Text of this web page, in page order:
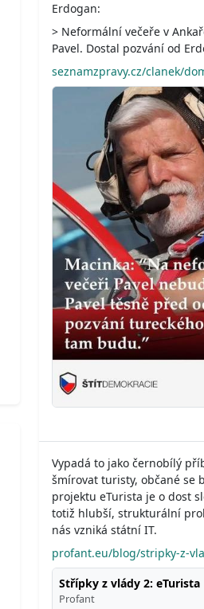
Erdogan:
> Neformální večeře v
Pavel. Dostal pozvání od
seznamzpravy.cz/clanek/
Vypadá to jako černobílý
šmírovat turisty, občané se
projektu eTurista je o dost
totiž hlubší, strukturální
nás vzniká státní IT.
profant.eu/blog/stripky-z-
Střípky z vlády 2: eTurista
Profant